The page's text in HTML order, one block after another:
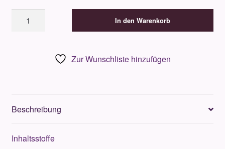
Nougat
3,5g
In den Warenkorb
Zur Wunschliste hinzufügen
Beschreibung
Inhaltsstoffe